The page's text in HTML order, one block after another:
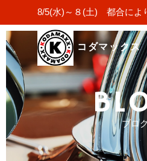
8/5(水)～８(土) 都合によ
コダマックス
ブロ